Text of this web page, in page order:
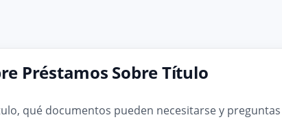
Préstamos Sobre Título
qué documentos pueden necesitarse y